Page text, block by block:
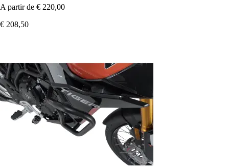
A partir de € 220,00
€ 208,50